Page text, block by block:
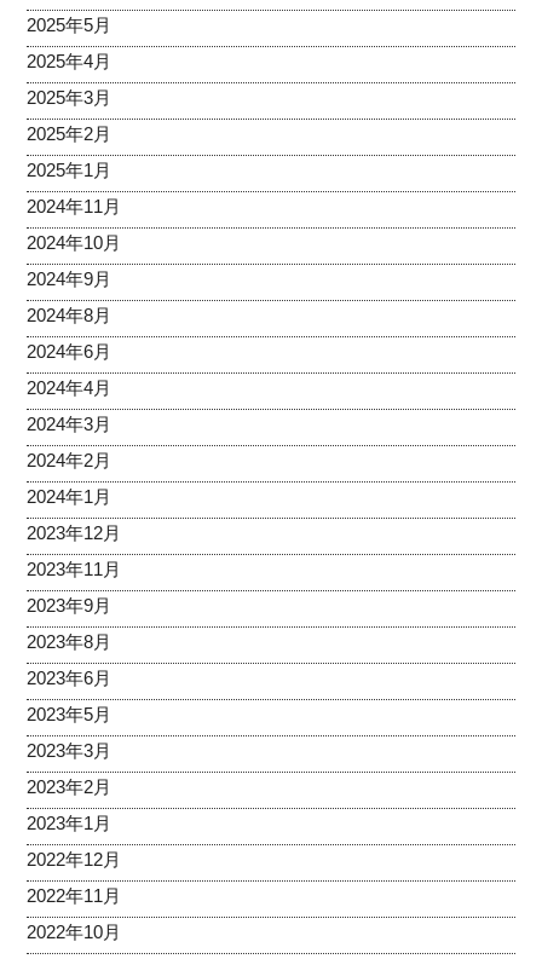
2025年5月
2025年4月
2025年3月
2025年2月
2025年1月
2024年11月
2024年10月
2024年9月
2024年8月
2024年6月
2024年4月
2024年3月
2024年2月
2024年1月
2023年12月
2023年11月
2023年9月
2023年8月
2023年6月
2023年5月
2023年3月
2023年2月
2023年1月
2022年12月
2022年11月
2022年10月